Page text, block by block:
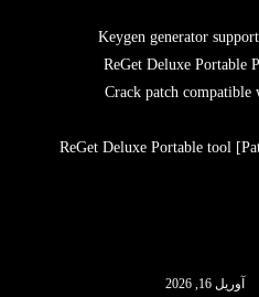
Keygen generator
ReGet Deluxe Portable
Crack patch
ReGet Deluxe Portable tool
آوریل 16, 2026